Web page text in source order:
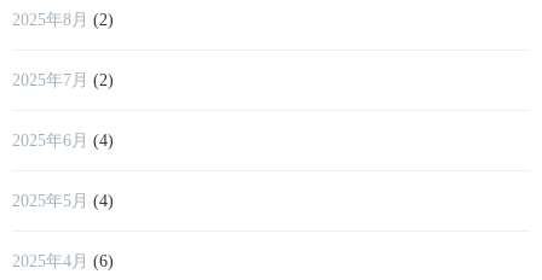
2025年8月 (2)
2025年7月 (2)
2025年6月 (4)
2025年5月 (4)
2025年4月 (6)